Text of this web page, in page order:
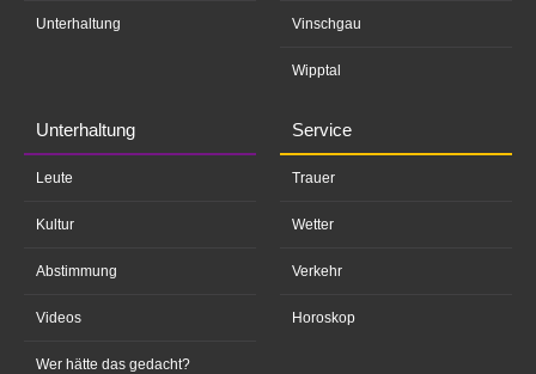
Unterhaltung Vinschgau
Wipptal
Unterhaltung
Leute
Kultur
Abstimmung
Videos
Wer hätte das gedacht?
Service
Trauer
Wetter
Verkehr
Horoskop